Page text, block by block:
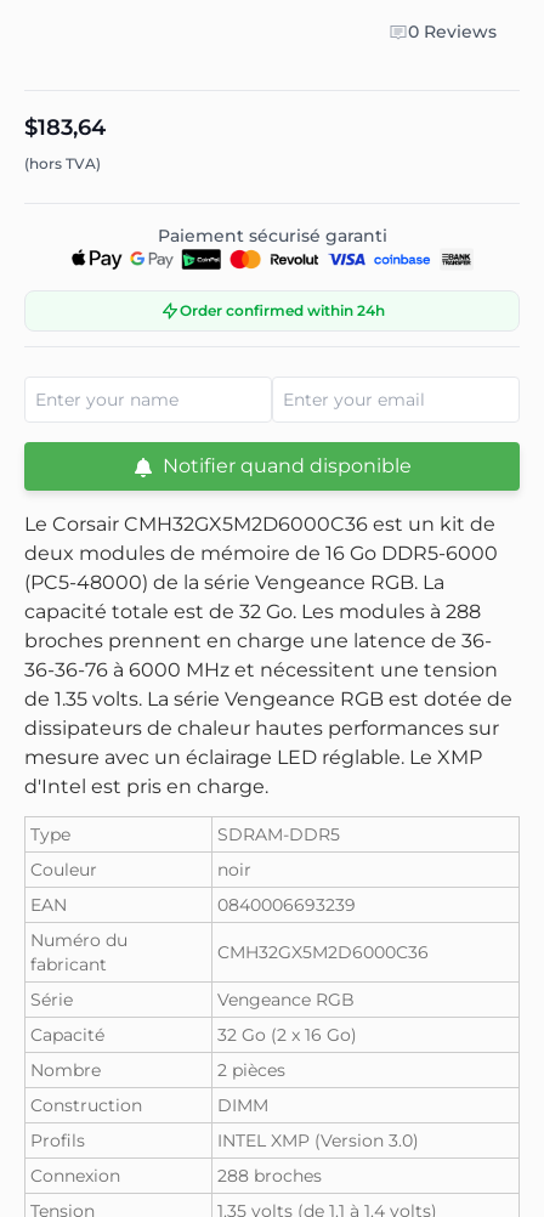
0 Reviews
$183,64
(hors TVA)
Paiement sécurisé garanti
Order confirmed within 24h
Notifier quand disponible
Le Corsair CMH32GX5M2D6000C36 est un kit de
deux modules de mémoire de 16 Go DDR5-6000
(PC5-48000) de la série Vengeance RGB. La
capacité totale est de 32 Go. Les modules à 288
broches prennent en charge une latence de 36-
36-36-76 à 6000 MHz et nécessitent une tension
de 1.35 volts. La série Vengeance RGB est dotée de
dissipateurs de chaleur hautes performances sur
mesure avec un éclairage LED réglable. Le XMP
d'Intel est pris en charge.
Type
SDRAM-DDR5
Couleur
noir
EAN
0840006693239
Numéro du
fabricant
CMH32GX5M2D6000C36
Série
Vengeance RGB
Capacité
32 Go (2 x 16 Go)
Nombre
2 pièces
Construction
DIMM
Profils
INTEL XMP (Version 3.0)
Connexion
288 broches
Tension
1.35 volts (de 1.1 à 1.4 volts)